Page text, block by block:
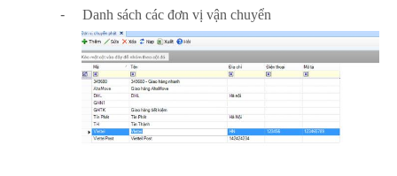
-
Danh sách các đơn vị vận chuyển